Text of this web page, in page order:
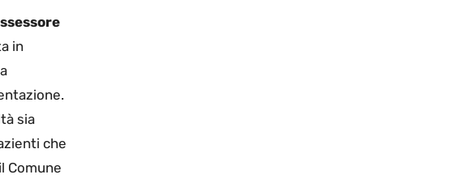
in
sia
che
Comune